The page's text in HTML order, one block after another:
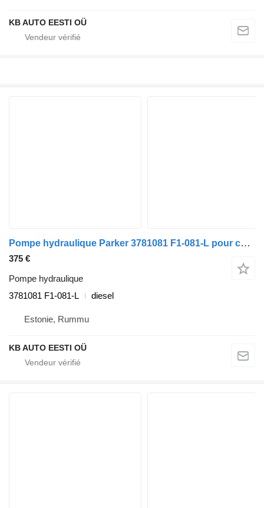
KB AUTO EESTI OÜ
Pompe hydraulique Parker 3781081 F1-081-L pour camion Scania P,G,R,T-series (2004-2017)
375 €
Pompe hydraulique
3781081 F1-081-L
diesel
Estonie, Rummu
KB AUTO EESTI OÜ